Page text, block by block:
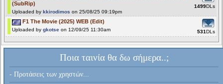
(SubRip)
Uploaded by kkirodimos on 25/08/25 09:19pm
1499DLs
F1 The Movie (2025) WEB (Edit)
Uploaded by gkotse on 12/09/25 11:30am 531DLs
Ποια ταινία θα δω σήμερα..;
- Προτάσεις των χρηστών...